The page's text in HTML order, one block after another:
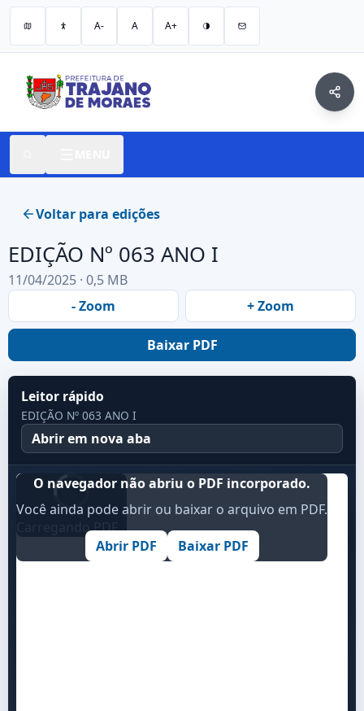
A- A A+
Voltar para edições
EDIÇÃO Nº 063 ANO I
11/04/2025 · 0,5 MB
- Zoom
+ Zoom
Baixar PDF
Leitor rápido
EDIÇÃO Nº 063 ANO I
Abrir em nova aba
Carregando PDF...
O navegador não abriu o PDF incorporado.
Você ainda pode abrir ou baixar o arquivo em PDF.
Abrir PDF Baixar PDF